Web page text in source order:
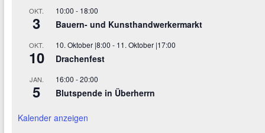
OKT.
3
10:00 - 18:00
Bauern- und Kunsthandwerkermarkt
OKT.
10
10. Oktober |8:00 - 11. Oktober |17:00
Drachenfest
JAN.
5
16:00 -20:00
Blutspende in Überherrn
Kalender anzeigen